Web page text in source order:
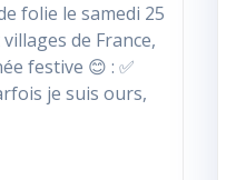
folie le samedi 25
de France,
festive 😊 : ✅
je suis ours,